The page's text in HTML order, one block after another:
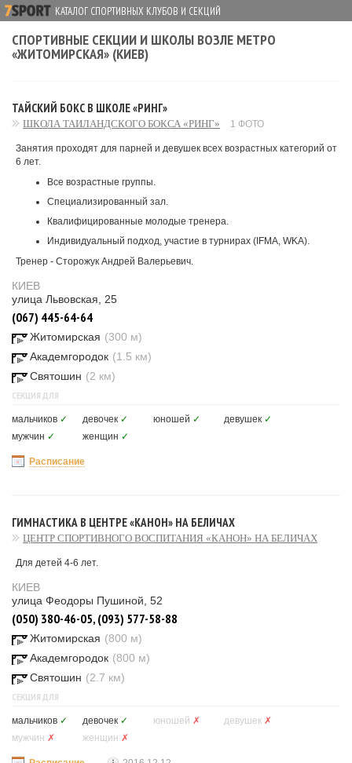
КАТАЛОГ СПОРТИВНЫХ КЛУБОВ И СЕКЦИЙ
СПОРТИВНЫЕ СЕКЦИИ И ШКОЛЫ ВОЗЛЕ МЕТРО
«ЖИТОМИРСКАЯ» (КИЕВ)
ТАЙСКИЙ БОКС В ШКОЛЕ «РИНГ»
ШКОЛА ТАИЛАНДСКОГО БОКСА «РИНГ» 1 ФОТО
Занятия проходят для парней и девушек всех возрастных категорий от
6 лет.
Все возрастные группы.
Специализированный зал.
Квалифицированные молодые тренера.
Индивидуальный подход, участие в турнирах (IFMA, WKA).
Тренер - Сторожук Андрей Валерьевич.
КИЕВ
улица Львовская, 25
(067) 445-64-64
Житомирская (300 м)
Академгородок (1.5 км)
Святошин (2 км)
СЕКЦИЯ ДЛЯ
мальчиков ✓ девочек ✓ юношей ✓ девушек ✓
мужчин ✓ женщин ✓
Расписание
ГИМНАСТИКА В ЦЕНТРЕ «КАНОН» НА БЕЛИЧАХ
ЦЕНТР СПОРТИВНОГО ВОСПИТАНИЯ «КАНОН» НА БЕЛИЧАХ
Для детей 4-6 лет.
КИЕВ
улица Феодоры Пушиной, 52
(050) 380-46-05, (093) 577-58-88
Житомирская (800 м)
Академгородок (800 м)
Святошин (2.7 км)
СЕКЦИЯ ДЛЯ
мальчиков ✓ девочек ✓ юношей ✗ девушек ✗
мужчин ✗ женщин ✗